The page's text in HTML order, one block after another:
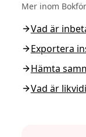
Mer inom
Vad är
Exportera
Hämta
Vad är